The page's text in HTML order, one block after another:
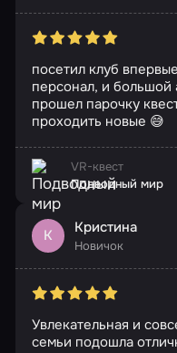
посетил клуб
персонал, и большой
прошел парочку
проходить новые 😅
VR-квест
Подводный мир
К Кристина
Новичок
Увлекательная и
семьи подошла